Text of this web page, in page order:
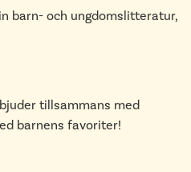
barn- och ungdomslitteratur,
tillsammans med
barnens favoriter!